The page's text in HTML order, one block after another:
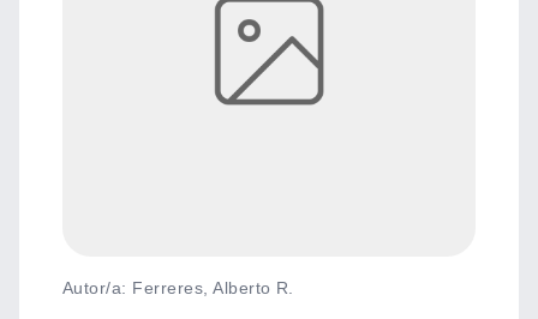
Autor/a: Ferreres, Alberto R.